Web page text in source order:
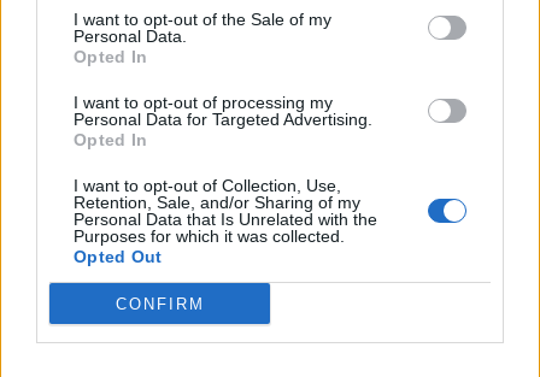
I want to opt-out of the Sale of my
Personal Data.
Opted In
I want to opt-out of processing my
Personal Data for Targeted Advertising.
Opted In
I want to opt-out of Collection, Use,
Retention, Sale, and/or Sharing of my
Personal Data that Is Unrelated with the
Purposes for which it was collected.
Opted Out
CONFIRM
Eller logga in på ditt konto nedan:
Username or E-mail
Password